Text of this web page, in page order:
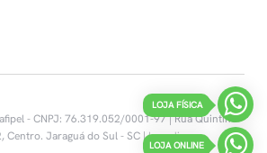
- CNPJ: 76.319.052/0001-97 | Rua Quintino
Centro. Jaraguá do Sul - SC |Inovalize
LOJA FÍSICA
LOJA ONLINE